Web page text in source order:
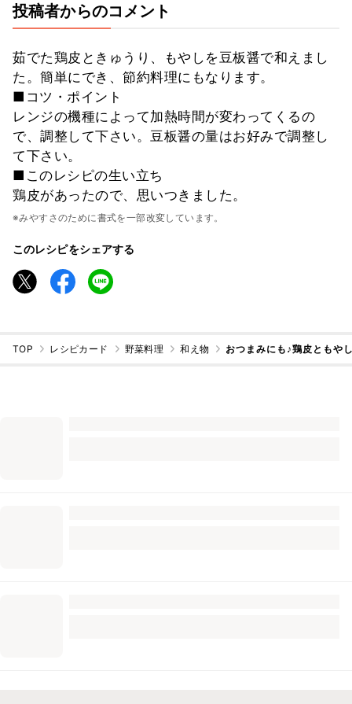
投稿者からのコメント
茹でた鶏皮ときゅうり、もやしを豆板醤で和えまし
た。簡単にでき、節約料理にもなります。
■コツ・ポイント
レンジの機種によって加熱時間が変わってくるの
で、調整して下さい。豆板醤の量はお好みで調整し
て下さい。
■このレシピの生い立ち
鶏皮があったので、思いつきました。
※みやすさのために書式を一部改変しています。
このレシピをシェアする
TOP レシピカード 野菜料理 和え物 おつまみにも♪鶏皮ともや